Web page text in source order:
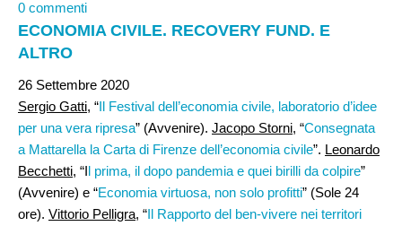
0 commenti
ECONOMIA CIVILE. RECOVERY FUND. E
ALTRO
26 Settembre 2020
Sergio Gatti, “Il Festival dell’economia civile, laboratorio d’idee
per una vera ripresa” (Avvenire). Jacopo Storni, “Consegnata
a Mattarella la Carta di Firenze dell’economia civile”. Leonardo
Becchetti, “Il prima, il dopo pandemia e quei birilli da colpire”
(Avvenire) e “Economia virtuosa, non solo profitti” (Sole 24
ore). Vittorio Pelligra, “Il Rapporto del ben-vivere nei territori